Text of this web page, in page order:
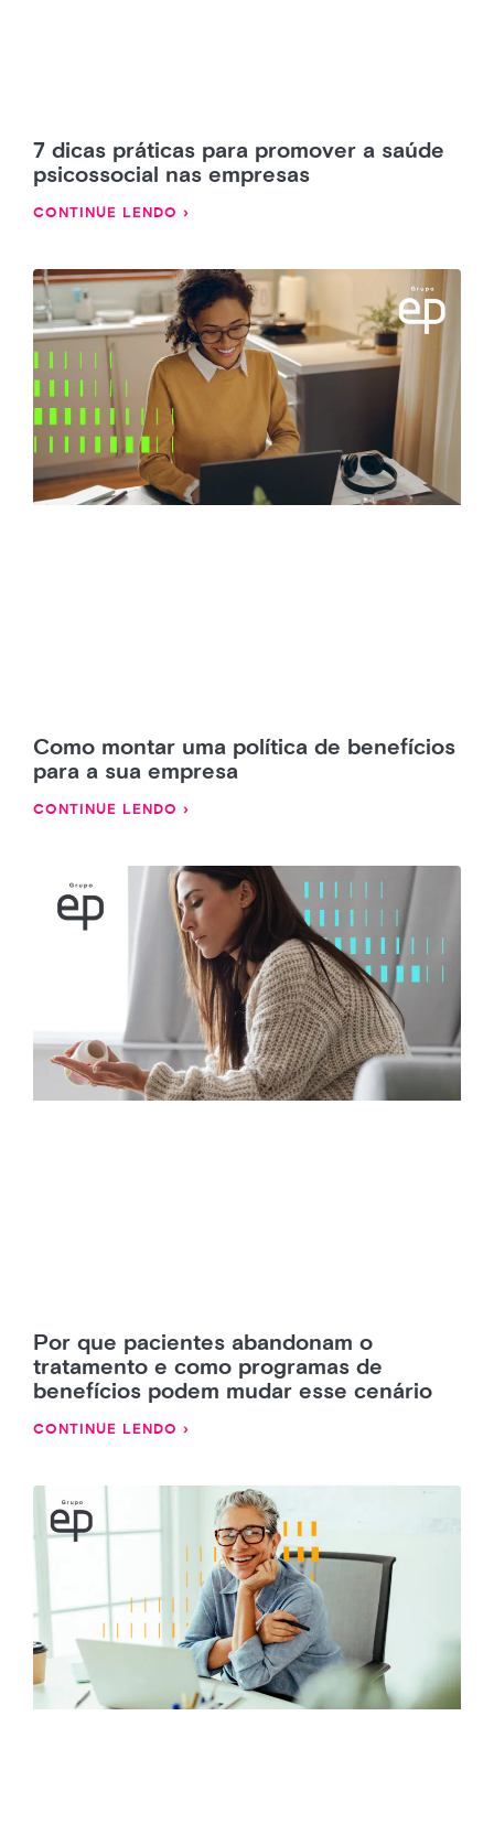
7 dicas práticas para promover a saúde
psicossocial nas empresas
CONTINUE LENDO ›
Como montar uma política de benefícios
para a sua empresa
CONTINUE LENDO ›
Por que pacientes abandonam o
tratamento e como programas de
benefícios podem mudar esse cenário
CONTINUE LENDO ›